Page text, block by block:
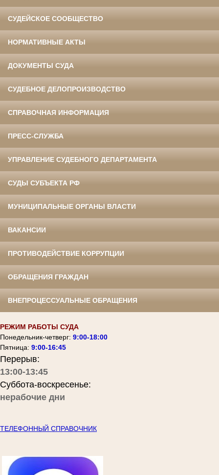
СУДЕЙСКОЕ СООБЩЕСТВО
НОРМАТИВНЫЕ АКТЫ
ДОКУМЕНТЫ СУДА
СУДЕБНОЕ ДЕЛОПРОИЗВОДСТВО
СПРАВОЧНАЯ ИНФОРМАЦИЯ
ПРЕСС-СЛУЖБА
УПРАВЛЕНИЕ СУДЕБНОГО ДЕПАРТАМЕНТА
СУДЫ СУБЪЕКТА РФ
МУНИЦИПАЛЬНЫЕ ОРГАНЫ ВЛАСТИ
ВАКАНСИИ
ПРОТИВОДЕЙСТВИЕ КОРРУПЦИИ
ОБРАЩЕНИЯ ГРАЖДАН
ВНЕПРОЦЕССУАЛЬНЫЕ ОБРАЩЕНИЯ
РЕЖИМ РАБОТЫ СУДА
Понедельник-четверг: 9:00-18:00
Пятница: 9:00-16:45
Перерыв:
13:00-13:45
Суббота-воскресенье:
нерабочие дни
ТЕЛЕФОННЫЙ СПРАВОЧНИК